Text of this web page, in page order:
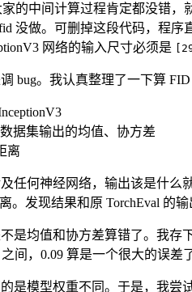
的中间计算过程肯定都没错
没做。可删掉这段代码，程
网络的输入尺寸必须是
bug。我认真整理了一下算
据集输出的均值、协方差
离
任何神经网络，输出该是什么
。发现结果和原 TorchEval 的
是均值和协方差算错了。我存
间，0.09 算是一个很大的误
是模型权重不同。于是，我